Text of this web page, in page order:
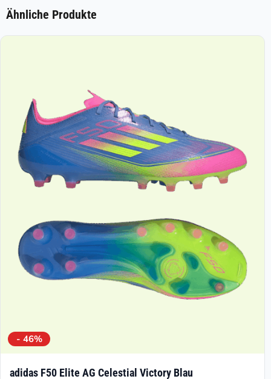
Ähnliche Produkte
- 46%
adidas F50 Elite AG Celestial Victory Blau